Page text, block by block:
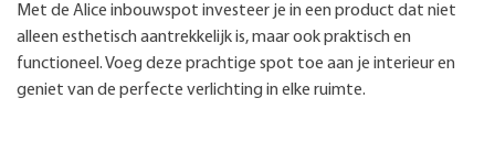
Met de Alice inbouwspot investeer je in een product dat niet
alleen esthetisch aantrekkelijk is, maar ook praktisch en
functioneel. Voeg deze prachtige spot toe aan je interieur en
geniet van de perfecte verlichting in elke ruimte.